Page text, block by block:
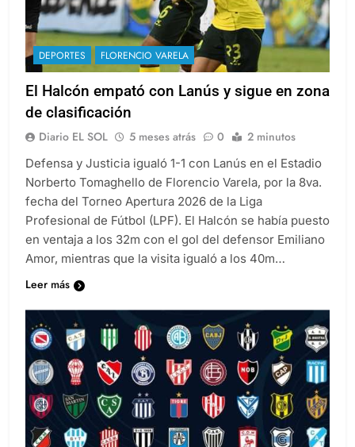
DEPORTES FLORENCIO VARELA
El Halcón empató con Lanús y sigue en zona
de clasificación
Diario EL SOL 5 meses atrás 0 2 minutos
Defensa y Justicia igualó 1-1 con Lanús en el Estadio
Norberto Tomaghello de Florencio Varela, por la 8va.
fecha del Torneo Apertura 2026 de la Liga
Profesional de Fútbol (LPF). El Halcón se había puesto
en ventaja a los 32m con el gol del defensor Emiliano
Amor, mientras que la visita igualó a los 40m…
Leer más